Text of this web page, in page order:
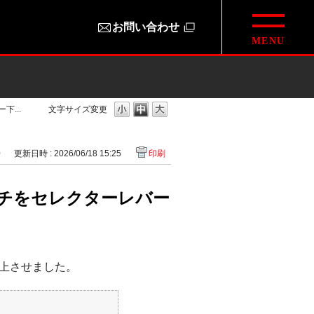
お問い合わせ
文字サイズ変更
下...
更新日時 : 2026/06/18 15:25 印刷
をセレクターレバー
させました。